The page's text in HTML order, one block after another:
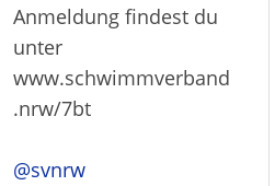
Anmeldung findest du
unter
www.schwimmverband
.nrw/7bt
@svnrw